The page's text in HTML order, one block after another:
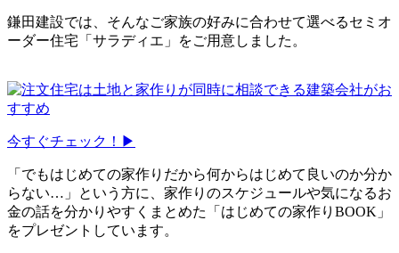
鎌田建設では、そんなご家族の好みに合わせて選べるセミオ
ーダー住宅「サラディエ」
をご用意しました。
今すぐチェック！▶
「でもはじめての家作りだから何からはじめて良いのか分か
らない…」という方に、家作りのスケジュールや気になるお
金の話を分かりやすくまとめた
「はじめての家作りBOOK」
をプレゼントしています。